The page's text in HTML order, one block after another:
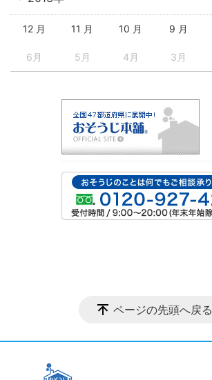
12 月 11 月 10 月 9 月
6月 5月 4月 3月
ページの先頭へ戻る